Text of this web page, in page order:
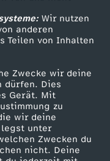
Wir nutzen
anderen
Teilen von Inhalten
Zwecke wir deine
dürfen. Dies
Gerät. Mit
zu
wir deine
unter
Zwecken du
nicht. Deine